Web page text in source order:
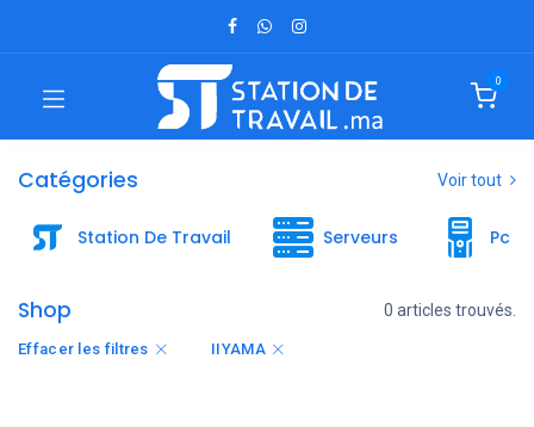
0
Catégories Voir tout
Station De Travail Serveurs Pc
Shop 0 articles trouvés.
Effacer les filtres IIYAMA